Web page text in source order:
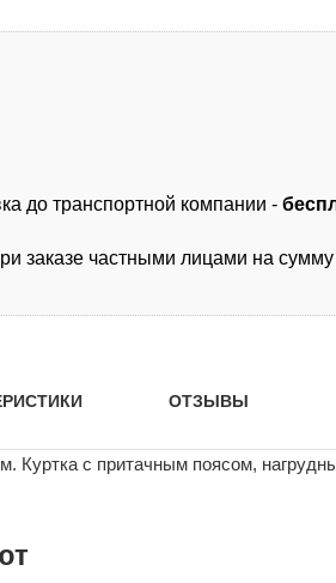
до транспортной компании -
заказе частными лицами на
ОТЗЫВЫ
Куртка с притачным поясом,